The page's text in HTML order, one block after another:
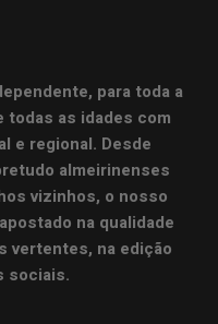
para toda a
as idades com
e regional. Desde
almeirinenses
vizinhos, o nosso
na qualidade
vertentes, na edição
sociais.